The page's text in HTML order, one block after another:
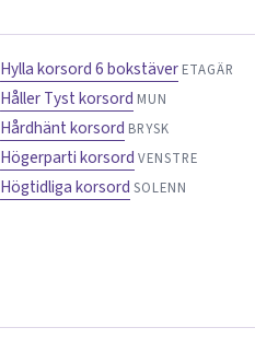
Hylla korsord 6 bokstäver ETAGÄR
Håller Tyst korsord MUN
Hårdhänt korsord BRYSK
Högerparti korsord VENSTRE
Högtidliga korsord SOLENN